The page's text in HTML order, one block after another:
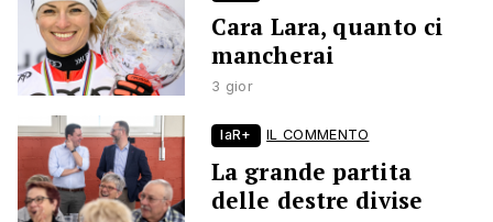
Cara Lara, quanto ci
mancherai
3 gior
laR+ IL COMMENTO
La grande partita
delle destre divise